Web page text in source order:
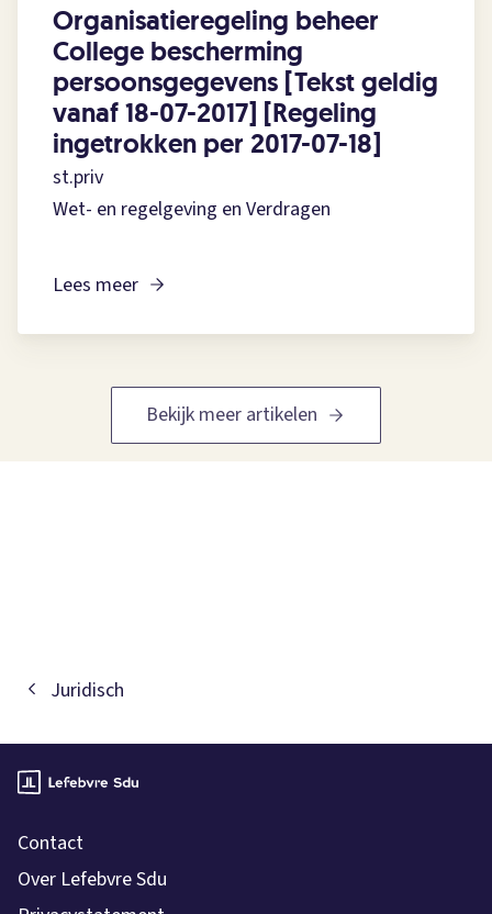
Organisatieregeling beheer
College bescherming
persoonsgegevens [Tekst geldig
vanaf 18-07-2017] [Regeling
ingetrokken per 2017-07-18]
st.priv
Wet- en regelgeving en Verdragen
Lees meer
Bekijk meer artikelen
Juridisch
Contact
Over Lefebvre Sdu